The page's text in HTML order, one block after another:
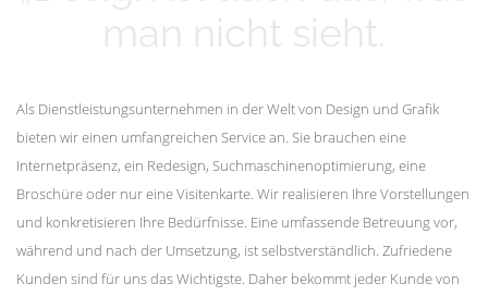
Als Dienstleistungsunternehmen in der Welt von Design und Grafik
bieten wir einen umfangreichen Service an. Sie brauchen eine
Internetpräsenz, ein Redesign, Suchmaschinenoptimierung, eine
Broschüre oder nur eine Visitenkarte. Wir realisieren Ihre Vorstellungen
und konkretisieren Ihre Bedürfnisse. Eine umfassende Betreuung vor,
während und nach der Umsetzung, ist selbstverständlich. Zufriedene
Kunden sind für uns das Wichtigste. Daher bekommt jeder Kunde von